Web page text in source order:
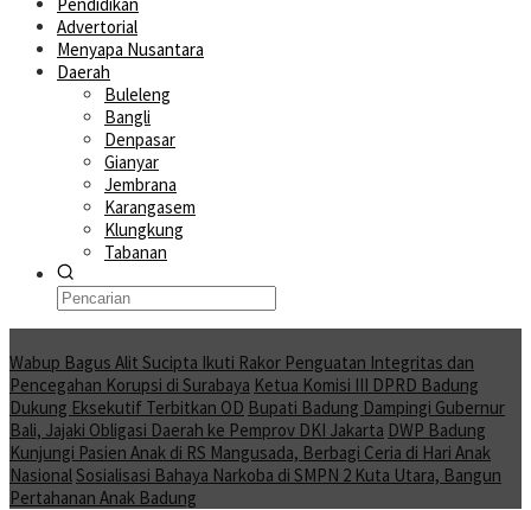
Advertorial
Menyapa Nusantara
Daerah
Buleleng
Bangli
Denpasar
Gianyar
Jembrana
Karangasem
Klungkung
Tabanan
Wabup Bagus Alit Sucipta Ikuti Rakor Penguatan Integritas dan
Pencegahan Korupsi di Surabaya Ketua Komisi III DPRD Badung
Dukung Eksekutif Terbitkan OD Bupati Badung Dampingi Gubernur
Bali, Jajaki Obligasi Daerah ke Pemprov DKI Jakarta DWP Badung
Kunjungi Pasien Anak di RS Mangusada, Berbagi Ceria di Hari Anak
NasionalSosialisasi Bahaya Narkoba di SMPN 2 Kuta Utara, Bangun
Pertahanan Anak Badung